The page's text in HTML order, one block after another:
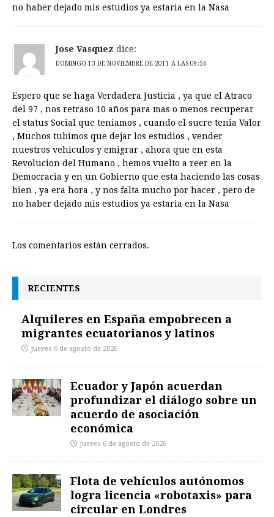
no haber dejado mis estudios ya estaria en la Nasa
Jose Vasquez dice:
DOMINGO 13 DE NOVIEMBRE DE 2011 A LAS 09:56
Espero que se haga Verdadera Justicia , ya que el Atraco
del 97 , nos retraso 10 años para mas o menos recuperar
el status Social que teniamos , cuando el sucre tenia Valor
, Muchos tubimos que dejar los estudios , vender
nuestros vehiculos y emigrar , ahora que en esta
Revolucion del Humano , hemos vuelto a reer en la
Democracia y en un Gobierno que esta haciendo las cosas
bien , ya era hora , y nos falta mucho por hacer , pero de
no haber dejado mis estudios ya estaria en la Nasa
Los comentarios están cerrados.
RECIENTES
Alquileres en España empobrecen a
migrantes ecuatorianos y latinos
jueves 6 de agosto de 2026
Ecuador y Japón acuerdan
profundizar el diálogo sobre un
acuerdo de asociación
económica
jueves 6 de agosto de 2026
Flota de vehículos autónomos
logra licencia «robotaxis» para
circular en Londres